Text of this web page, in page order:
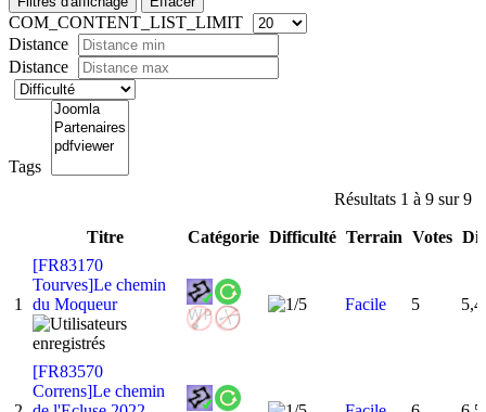
COM_CONTENT_LIST_LIMIT
Distance
Distance
Tags
Résultats 1 à 9 sur 9
Titre Catégorie Difficulté Terrain Votes
1
[FR83170
Tourves]Le chemin
du Moqueur
Facile 5
[FR83570
Correns]Le chemin